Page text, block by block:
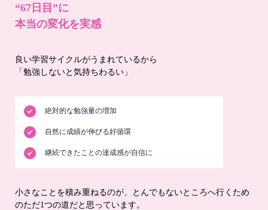
“67日目”に
本当の変化を実感
良い学習サイクルがうまれているから
「勉強しないと気持ちわるい」
絶対的な勉強量の増加
自然に成績が伸びる好循環
継続できたことの達成感が自信に
小さなことを積み重ねるのが、とんでもないところへ行くため
のただ1つの道だと思っています。